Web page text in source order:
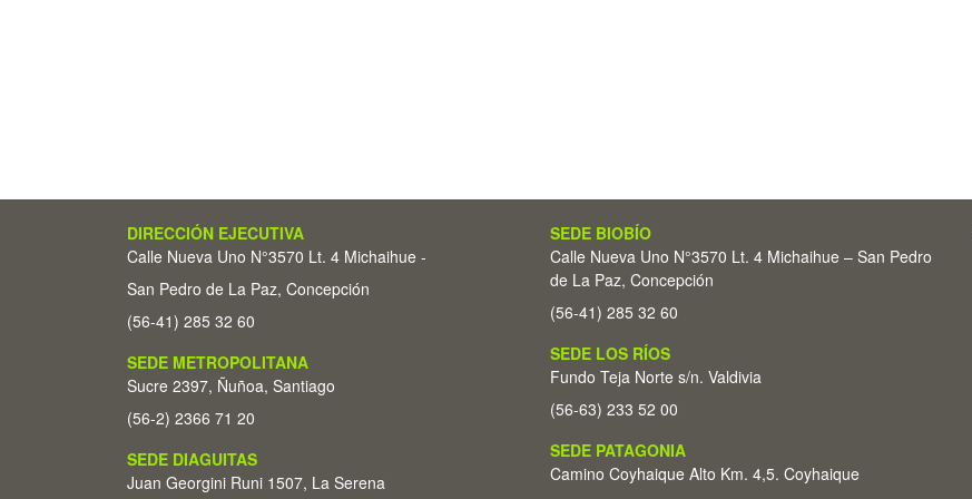
DIRECCIÓN EJECUTIVA
Calle Nueva Uno N°3570 Lt. 4 Michaihue -
San Pedro de La Paz, Concepción
(56-41) 285 32 60
SEDE METROPOLITANA
Sucre 2397, Ñuñoa, Santiago
(56-2) 2366 71 20
SEDE DIAGUITAS
Juan Georgini Runi 1507, La Serena
SEDE BIOBÍO
Calle Nueva Uno N°3570 Lt. 4 Michaihue – San Pedro
de La Paz, Concepción
(56-41) 285 32 60
SEDE LOS RÍOS
Fundo Teja Norte s/n. Valdivia
(56-63) 233 52 00
SEDE PATAGONIA
Camino Coyhaique Alto Km. 4,5. Coyhaique